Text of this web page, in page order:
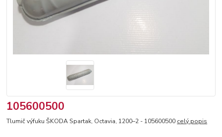
105600500
Tlumič výfuku ŠKODA Spartak, Octavia, 1200–2 - 105600500 celý popis